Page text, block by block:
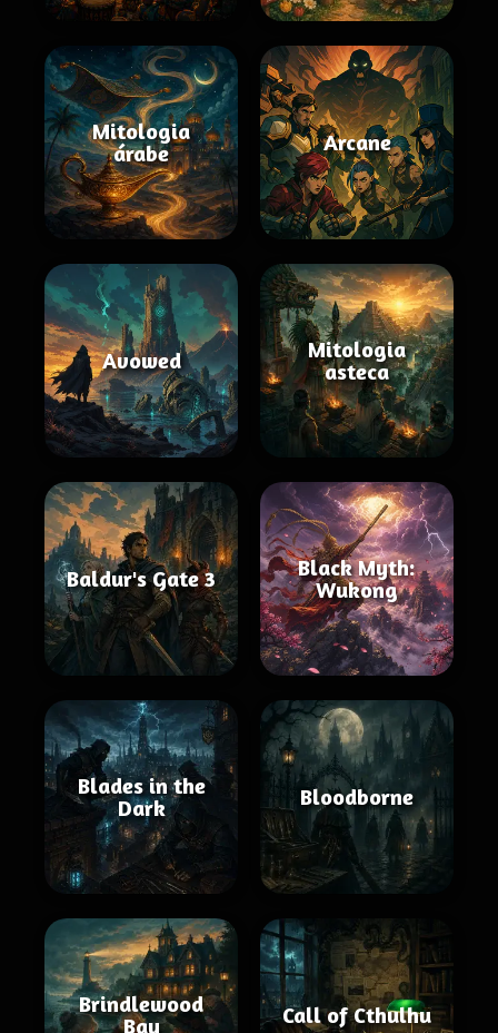
Mitologia
árabe
Arcane
Avowed
Mitologia
asteca
Baldur's Gate 3
Black Myth:
Wukong
Blades in the
Dark
Bloodborne
Brindlewood
Bay
Call of Cthulhu